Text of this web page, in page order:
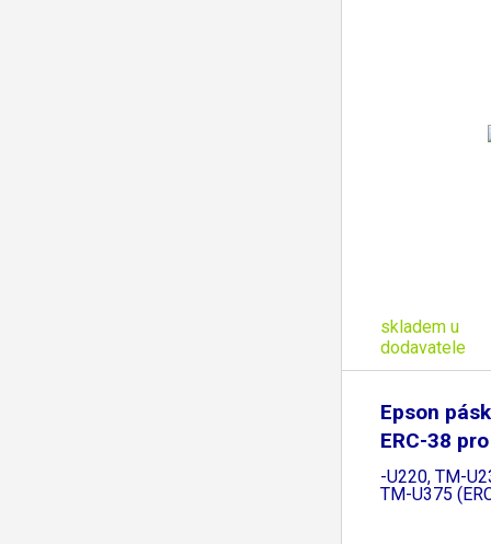
skladem u
dodavatele
Epson
ERC-38
TM
-U220, TM-
TM-U375